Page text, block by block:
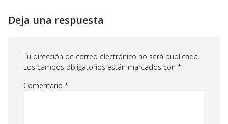
Deja una respuesta
Tu dirección de correo electrónico no será publicada.
Los campos obligatorios están marcados con *
Comentario *